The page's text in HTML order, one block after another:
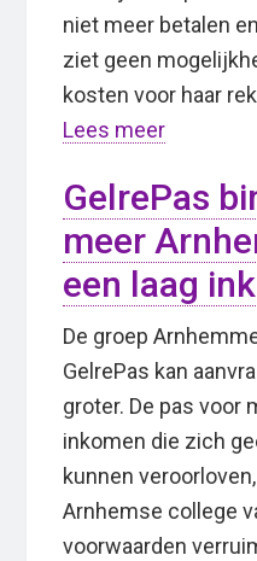
niet meer betalen
ziet geen
kosten voor haar
Lees meer
GelrePas
meer
een laag
De groep
GelrePas kan
groter. De pas voor
inkomen die zich
kunnen
Arnhemse college
voorwaarden